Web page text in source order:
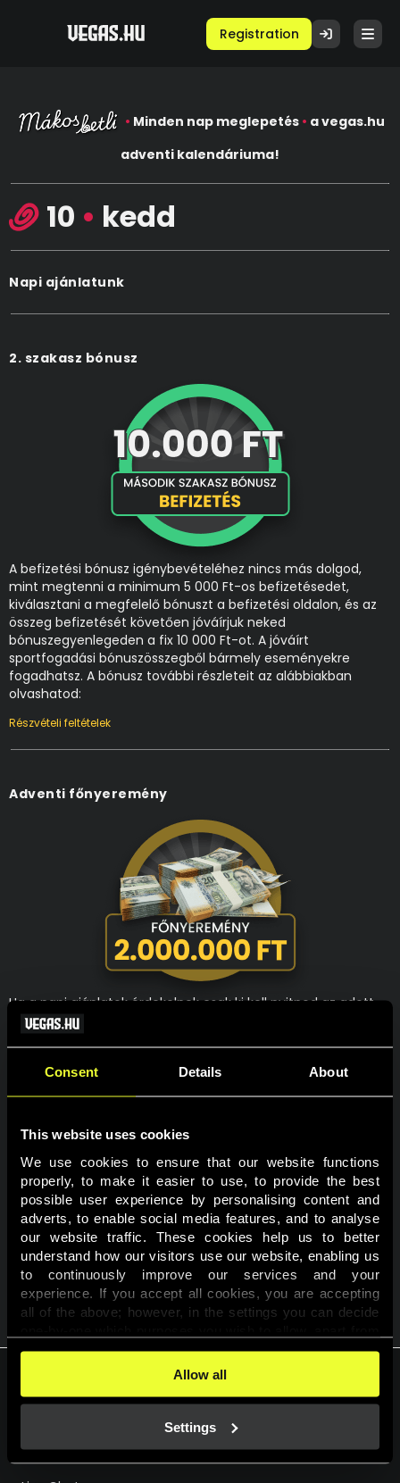
Consent Details About
This website uses cookies
We use cookies to ensure that our website functions
properly, to make it easier to use, to provide the best
possible user experience by personalising content and
adverts, to enable social media features, and to analyse
our website traffic. These cookies help us to better
understand how our visitors use our website, enabling us
to continuously improve our services and your
experience. If you accept all cookies, you are accepting
all of the above; however, in the settings you can decide
the cookies that are essential for the website to function.
You can find more information about the cookies used on
Allow all
Settings
Registration
• Minden nap meglepetés • a vegas.hu
adventi kalendáriuma!
10 • kedd
Napi ajánlatunk
2. szakasz bónusz
A befizetési bónusz igénybevételéhez nincs más dolgod,
mint megtenni a minimum 5 000 Ft-os befizetésedet,
kiválasztani a megfelelő bónuszt a befizetési oldalon, és az
összeg befizetését követően jóváírjuk neked
bónuszegyenlegeden a fix 10 000 Ft-ot. A jóváírt
sportfogadási bónuszösszegből bármely eseményekre
fogadhatsz. A bónusz további részleteit az alábbiakban
olvashatod:
Részvételi feltételek
Adventi főnyeremény
Ha a napi ajánlatok érdekelnek csak ki kell nyitnod az adott
napot, ha a heti ajánlatok érdekelnek azt is megtalálod az
adott napi ablakon belül. Akit a főnyeremény megszerzése
érvényes fogadást tenni az adventi oddsok valamelyikére
mind a négy szakaszban. Így akár Te is lehetsz az, aki 2 000
A nyereményjátékban való részvételhez a felhasználói
fiókodban a személyes profiloldalon hozzájárulást kell adnod,
hogy részt kívánsz venni a promóciókban!
Részvételi feltételek
VISSZA A KALENDÁRIUMHOZ
Support